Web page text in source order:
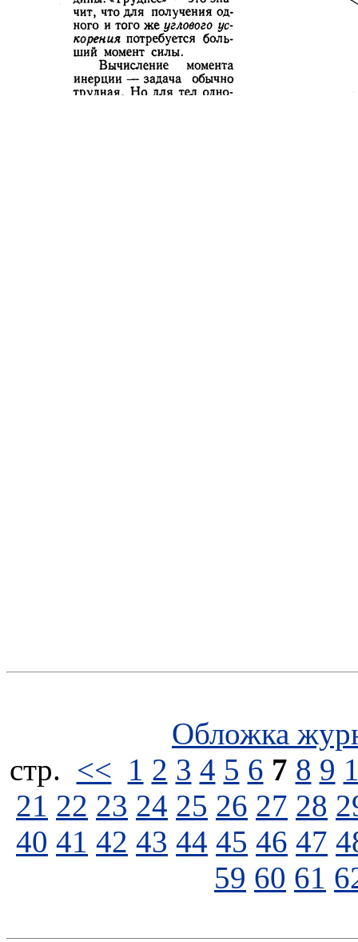
Обложка
стp. << 1 2 3 4 5 6 7 8 9
21 22 23 24 25 26 27 28
40 41 42 43 44 45 46 47
59 60 61